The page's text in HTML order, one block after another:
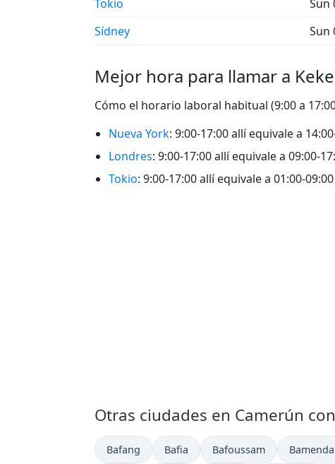
Tokio
Sun
Sídney
Sun
Mejor hora para llamar a
Cómo el horario laboral habitual (9:00 a
Nueva York: 9:00-17:00 allí equivale a
Londres: 9:00-17:00 allí equivale a 09:00-
Tokio: 9:00-17:00 allí equivale a 01:00-
Otras ciudades en Camerún
Hora actual en
Bafang Hora actual en
Bafia Hora actual en
Bafoussam Hora
Bamenda